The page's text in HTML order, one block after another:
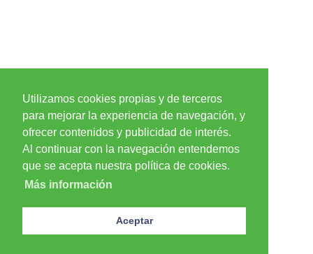
Utilizamos cookies propias y de terceros
para mejorar la experiencia de navegación, y
ofrecer contenidos y publicidad de interés.
Al continuar con la navegación entendemos
que se acepta nuestra política de cookies.
Más información
Aceptar